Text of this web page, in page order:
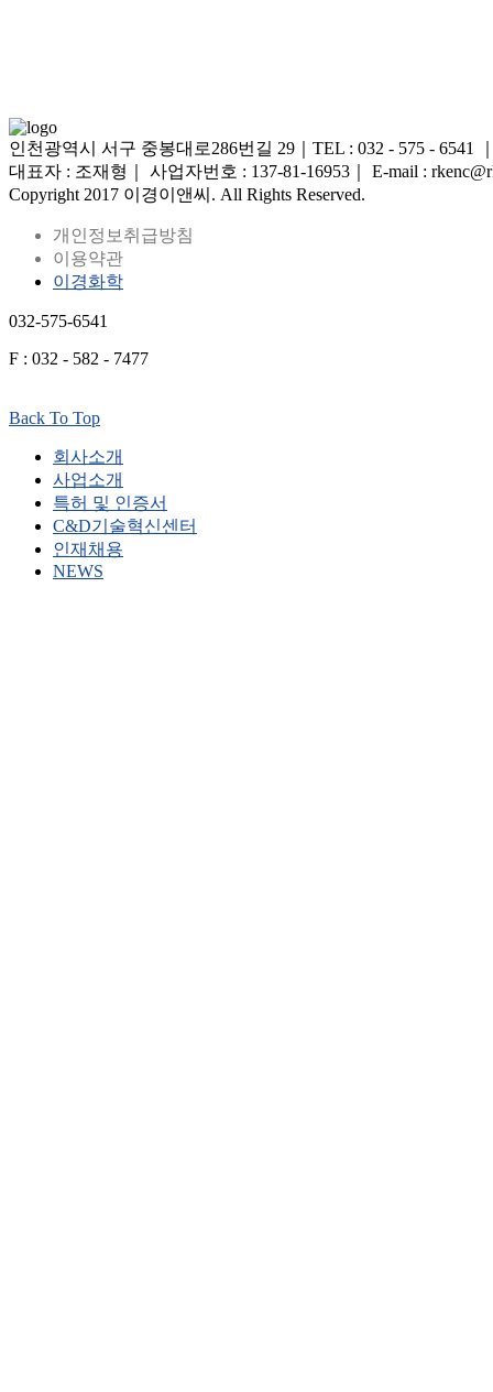
인천광역시 서구 중봉대로286번길 29｜TEL : 032 - 575 - 6541
대표자 : 조재형｜ 사업자번호 : 137-81-16953｜ E-mail :
Copyright 2017 이경이앤씨. All Rights Reserved.
개인정보취급방침
이용약관
이경화학
032-575-6541
F : 032 - 582 - 7477
Back To Top
회사소개
사업소개
특허 및 인증서
C&D기술혁신센터
인재채용
NEWS